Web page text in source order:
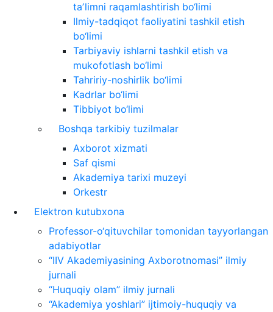
taʼlimni raqamlashtirish bo‘limi
Ilmiy-tadqiqot faoliyatini tashkil etish
bo‘limi
Tarbiyaviy ishlarni tashkil etish va
mukofotlash bo‘limi
Tahririy-noshirlik bo‘limi
Kadrlar bo‘limi
Tibbiyot bo‘limi
Boshqa tarkibiy tuzilmalar
Axborot xizmati
Saf qismi
Akademiya tarixi muzeyi
Orkestr
Elektron kutubxona
Professor-o‘qituvchilar tomonidan tayyorlangan
adabiyotlar
“IIV Akademiyasining Axborotnomasi” ilmiy
jurnali
“Huquqiy olam” ilmiy jurnali
“Akademiya yoshlari” ijtimoiy-huquqiy va